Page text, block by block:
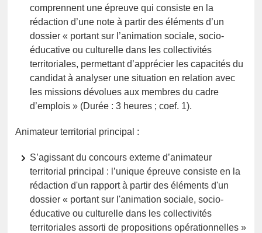
comprennent une épreuve qui consiste en la
rédaction d’une note à partir des éléments d’un
dossier « portant sur l’animation sociale, socio-
éducative ou culturelle dans les collectivités
territoriales, permettant d’apprécier les capacités du
candidat à analyser une situation en relation avec
les missions dévolues aux membres du cadre
d’emplois » (Durée : 3 heures ; coef. 1).
Animateur territorial principal :
S’agissant du concours externe d’animateur
territorial principal : l’unique épreuve consiste en la
rédaction d'un rapport à partir des éléments d'un
dossier « portant sur l'animation sociale, socio-
éducative ou culturelle dans les collectivités
territoriales assorti de propositions opérationnelles »